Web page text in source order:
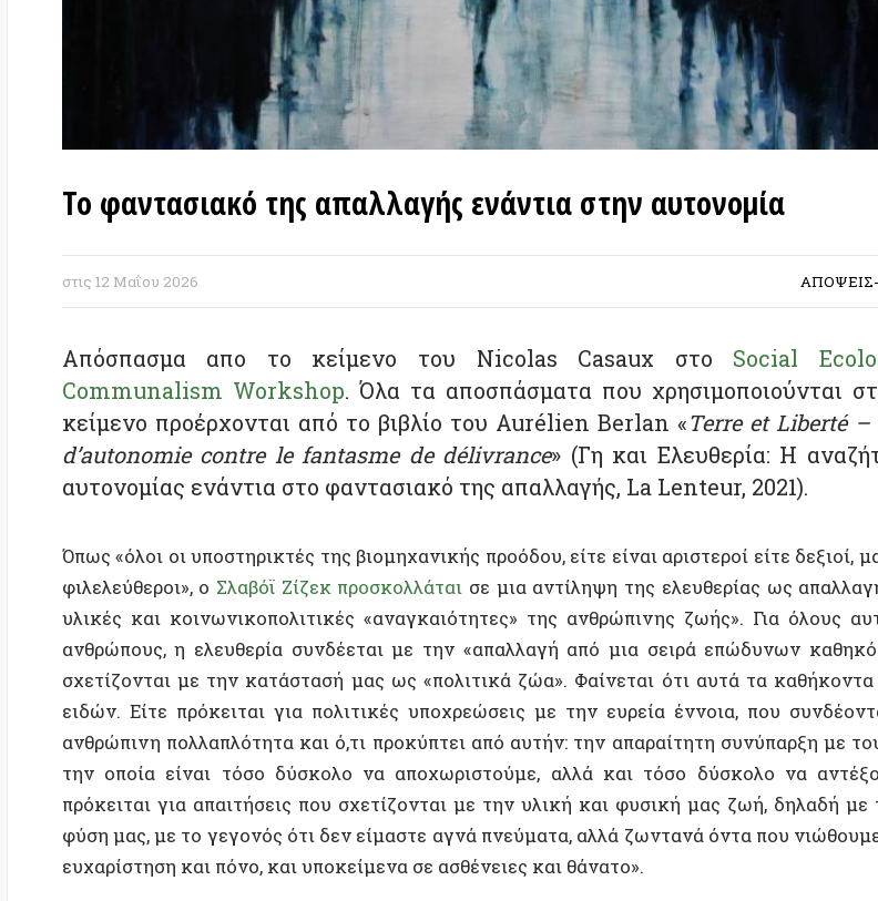
Το φαντασιακό της απαλλαγής ενάντια στην αυτονομία
στις ΑΠΟΨΕΙΣ-ΑΝΑΛΥΣΕΙΣ
Απόσπασμα απο το κείμενο του Nicolas Casaux στοSocial Ecology and
Communalism Workshop
. Όλα τα αποσπάσματα που χρησιμοποιούνται στο παρόν
d’autonomie contre le fantasme de délivrance » (Γη και Ελευθερία: Η αναζήτηση της
αυτονομίας ενάντια στο φαντασιακό της απαλλαγής, La Lenteur, 2021).
Όπως «όλοι οι υποστηρικτές της βιομηχανικής προόδου, είτε είναι αριστεροί είτε δεξιοί, μαρξιστές ή
φιλελεύθεροι», ο Σλαβόϊ Ζίζεκ προσκολλάταισε μια αντίληψη της ελευθερίας ως απαλλαγή «από τις
υλικές και κοινωνικοπολιτικές «αναγκαιότητες» της ανθρώπινης ζωής». Για όλους αυτούς τους
σχετίζονται με την κατάστασή μας ως «πολιτικά ζώα». Φαίνεται ότι αυτά τα καθήκοντα είναι δύο
ειδών. Είτε πρόκειται για πολιτικές υποχρεώσεις με την ευρεία έννοια, που συνδέονται με την
ανθρώπινη πολλαπλότητα και ό,τι προκύπτει από αυτήν: την απαραίτητη συνύπαρξη με τους άλλους,
την οποία είναι τόσο δύσκολο να αποχωριστούμε, αλλά και τόσο δύσκολο να αντέξουμε. Είτε
πρόκειται για απαιτήσεις που σχετίζονται με την υλική και φυσική μας ζωή, δηλαδή με τη ζωώδη
φύση μας, με το γεγονός ότι δεν είμαστε αγνά πνεύματα, αλλά ζωντανά όντα που νιώθουμε ανάγκες,
ευχαρίστηση και πόνο, και υποκείμενα σε ασθένειες και θάνατο».
Με άλλα λόγια, η αντίληψή τους για την απαλλαγή είναι μια «εμμονική επιθυμία να απαλλαχθούν από
τα βάρη που παραδοσιακά συνδέονται με την ανθρώπινη υπόσταση, […] από τις υλικές ανάγκες της
καθημερινής ζωής, […] οι οποίες είναι χρονοβόρες και γενικά θεωρούνται κουραστικές: η εξασφάλιση
τροφής, νερού και θέρμανσης, το μαγείρεμα, το καθάρισμα, το πλύσιμο πιάτων και ρούχων, η